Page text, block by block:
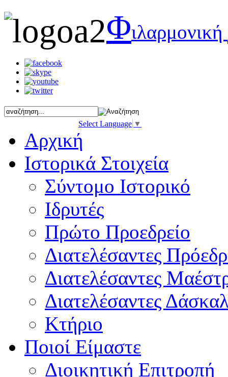
Φιλαρμονική
Select Language ▼
Αρχική
Ιστορικά Στοιχεία
Σύντομο Ιστορικό
Ιδρυτές
Πρώτο Προεδρείο
Διατελέσαντες
Διατελέσαντες
Διατελέσαντες
Κτήριο
Ποιοί Είμαστε
Διοικητική Επιτροπή